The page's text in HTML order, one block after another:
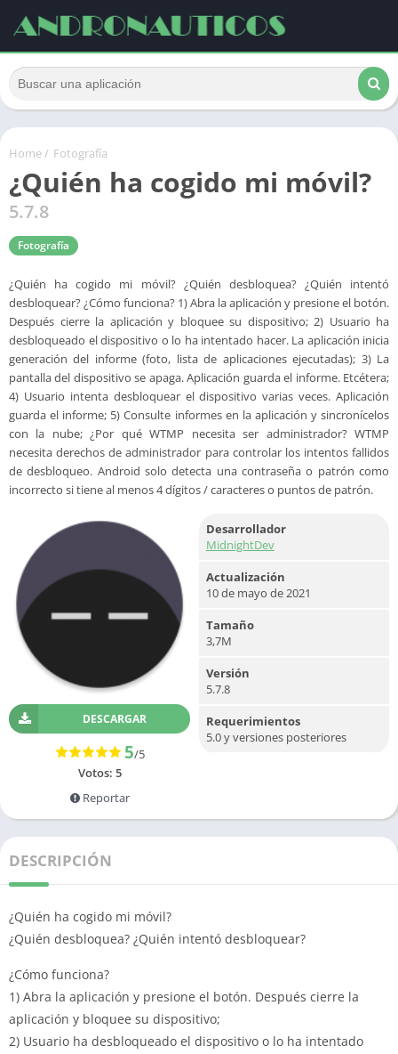
Home/ Fotografía
¿Quién ha cogido mi móvil?
5.7.8
Fotografía
¿Quién ha cogido mi móvil? ¿Quién desbloquea? ¿Quién intentó
desbloquear? ¿Cómo funciona? 1) Abra la aplicación y presione el botón.
Después cierre la aplicación y bloquee su dispositivo; 2) Usuario ha
desbloqueado el dispositivo o lo ha intentado hacer. La aplicación inicia
generación del informe (foto, lista de aplicaciones ejecutadas); 3) La
pantalla del dispositivo se apaga. Aplicación guarda el informe. Etcétera;
4) Usuario intenta desbloquear el dispositivo varias veces. Aplicación
guarda el informe; 5) Consulte informes en la aplicación y sincronícelos
con la nube; ¿Por qué WTMP necesita ser administrador? WTMP
necesita derechos de administrador para controlar los intentos fallidos
de desbloqueo. Android solo detecta una contraseña o patrón como
incorrecto si tiene al menos 4 dígitos / caracteres o puntos de patrón.
DESCARGAR
5/5
Votos: 5
Reportar
Desarrollador
MidnightDev
Actualización
10 de mayo de 2021
Tamaño
3,7M
Versión
5.7.8
Requerimientos
5.0 y versiones posteriores
DESCRIPCIÓN
¿Quién ha cogido mi móvil?
¿Quién desbloquea? ¿Quién intentó desbloquear?
¿Cómo funciona?
1) Abra la aplicación y presione el botón. Después cierre la
aplicación y bloquee su dispositivo;
2) Usuario ha desbloqueado el dispositivo o lo ha intentado